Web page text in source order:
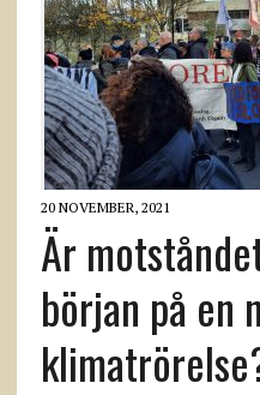
20 NOVEMBER, 2021
Är
början på en